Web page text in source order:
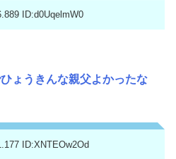
ID:d0UqelmW0
ょうきんな親父よかったな
ID:XNTEOw2Od